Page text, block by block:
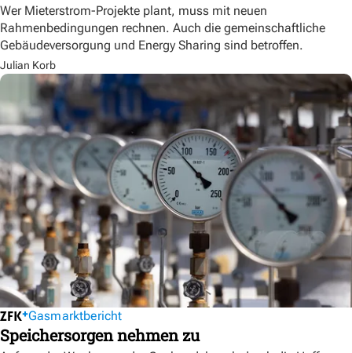
Wer Mieterstrom-Projekte plant, muss mit neuen
Rahmenbedingungen rechnen. Auch die gemeinschaftliche
Gebäudeversorgung und Energy Sharing sind betroffen.
Julian Korb
Gasmarktbericht
Speichersorgen nehmen zu